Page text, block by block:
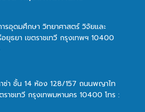
รอุดมศึกษา วิทยาศาสตร์ วิจัยและ
ยุธยา เขตราชเทวี กรุงเทพฯ 10400
ซ่า ชั้น 14 ห้อง 128/157 ถนนพญาไท
าชเทวี กรุงเทพมหานคร 10400 โทร :